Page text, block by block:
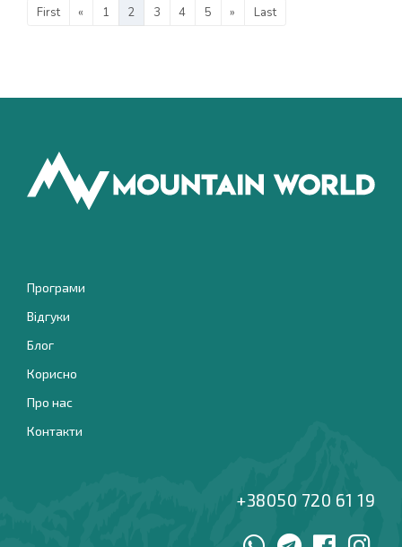
First « 1 2 3 4 5 » Last
Програми
Відгуки
Блог
Корисно
Про нас
Контакти
+38050 720 61 19